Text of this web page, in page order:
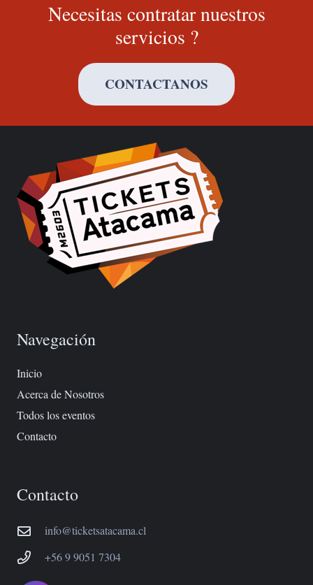
Necesitas contratar nuestros
servicios ?
CONTACTANOS
Navegación
Inicio
Acerca de Nosotros
Todos los eventos
Contacto
Contacto
info@ticketsatacama.cl
+56 9 9051 7304